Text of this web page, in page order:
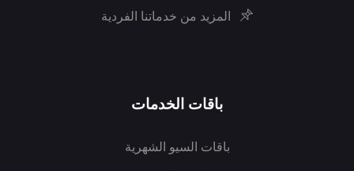
المزيد من خدماتنا الفردية
باقات الخدمات
باقات السيو الشهرية